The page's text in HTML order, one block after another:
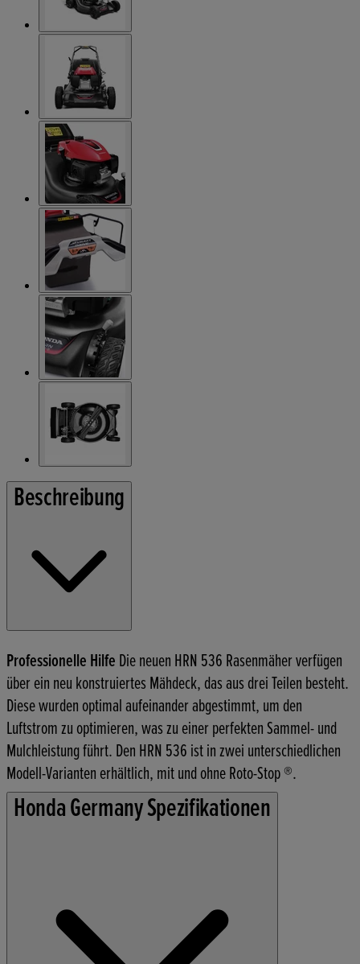
Beschreibung
Professionelle Hilfe Die neuen HRN 536 Rasenmäher verfügen
über ein neu konstruiertes Mähdeck, das aus drei Teilen besteht.
Diese wurden optimal aufeinander abgestimmt, um den
Luftstrom zu optimieren, was zu einer perfekten Sammel- und
Mulchleistung führt. Den HRN 536 ist in zwei unterschiedlichen
Modell-Varianten erhältlich, mit und ohne Roto-Stop ®.
Honda Germany Spezifikationen